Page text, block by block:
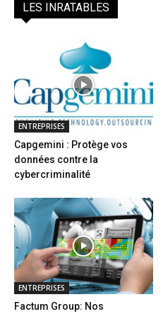
LES INRATABLES
ENTREPRISES
Capgemini : Protège vos
données contre la
cybercriminalité
ENTREPRISES
Factum Group: Nos